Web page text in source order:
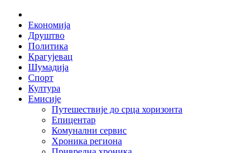
Skip
content
Економија
Друштво
Политика
Крагујевац
Шумадија
Спорт
Култура
Емисије
Путешествије до срца хоризонта
Епицентар
Комунални сервис
Хроника региона